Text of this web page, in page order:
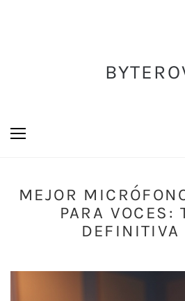
MEJOR
PARA VOCES: